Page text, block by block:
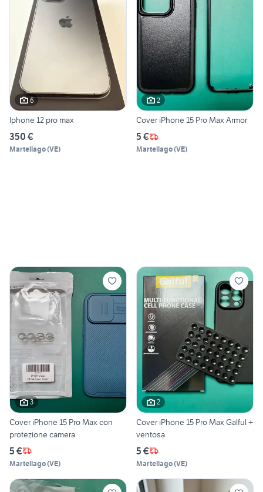
6
Iphone 12 pro max
350 €
Martellago(VE)
2
Cover iPhone 15 Pro Max Armor
5 €
Martellago(VE)
3
Cover iPhone 15 Pro Max con
protezione camera
5 €
Martellago(VE)
2
Cover iPhone 15 Pro Max Galful +
ventosa
5 €
Martellago(VE)